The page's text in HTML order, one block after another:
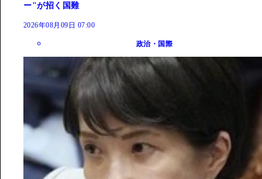
ー"が招く国難
2026年08月09日 07:00
政治・国際